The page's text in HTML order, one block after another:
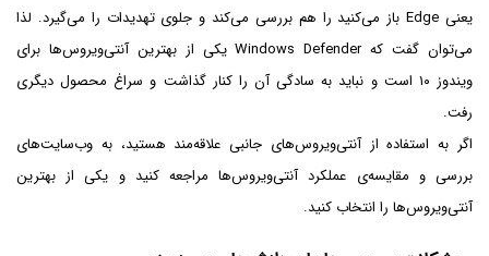
یعنی Edge باز می‌کنید را هم بررسی می‌کند و جلوی تهدیدات را می‌گیرد. لذا
می‌توان گفت که Windows Defender یکی از بهترین آنتی‌ویروس‌ها برای
ویندوز ۱۰ است و نباید به سادگی آن را کنار گذاشت و سراغ محصول دیگری
رفت.
اگر به استفاده از آنتی‌ویروس‌های جانبی علاقه‌مند هستید، به وب‌سایت‌های
بررسی و مقایسه‌ی عملکرد آنتی‌ویروس‌ها مراجعه کنید و یکی از بهترین
آنتی‌ویروس‌ها را انتخاب کنید.